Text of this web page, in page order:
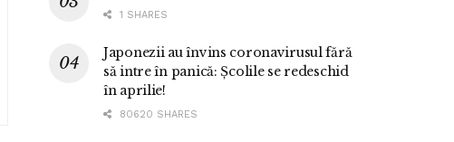
1 SHARES
Japonezii au învins coronavirusul fără
să intre în panică: Școlile se redeschid
în aprilie!
80620 SHARES